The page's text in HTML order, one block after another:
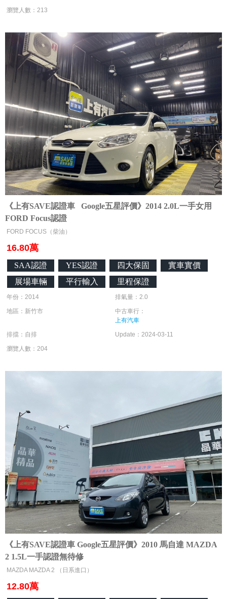
瀏覽人數：213
《上有SAVE認證車 Google五星評價》2014 2.0L一手女用
FORD Focus認證
FORD FOCUS（柴油）
16.80萬
SAA認證 YES認證 四大保固
實車實價
展場車輛
平行輸入 里程保證
年份：2014
排氣量：2.0
地區：新竹市
中古車行：
上有汽車
排擋：自排
Update：2024-03-11
瀏覽人數：204
《上有SAVE認證車 Google五星評價》2010 馬自達 MAZDA
2 1.5L一手認證無待修
MAZDA MAZDA 2 （日系進口）
12.80萬